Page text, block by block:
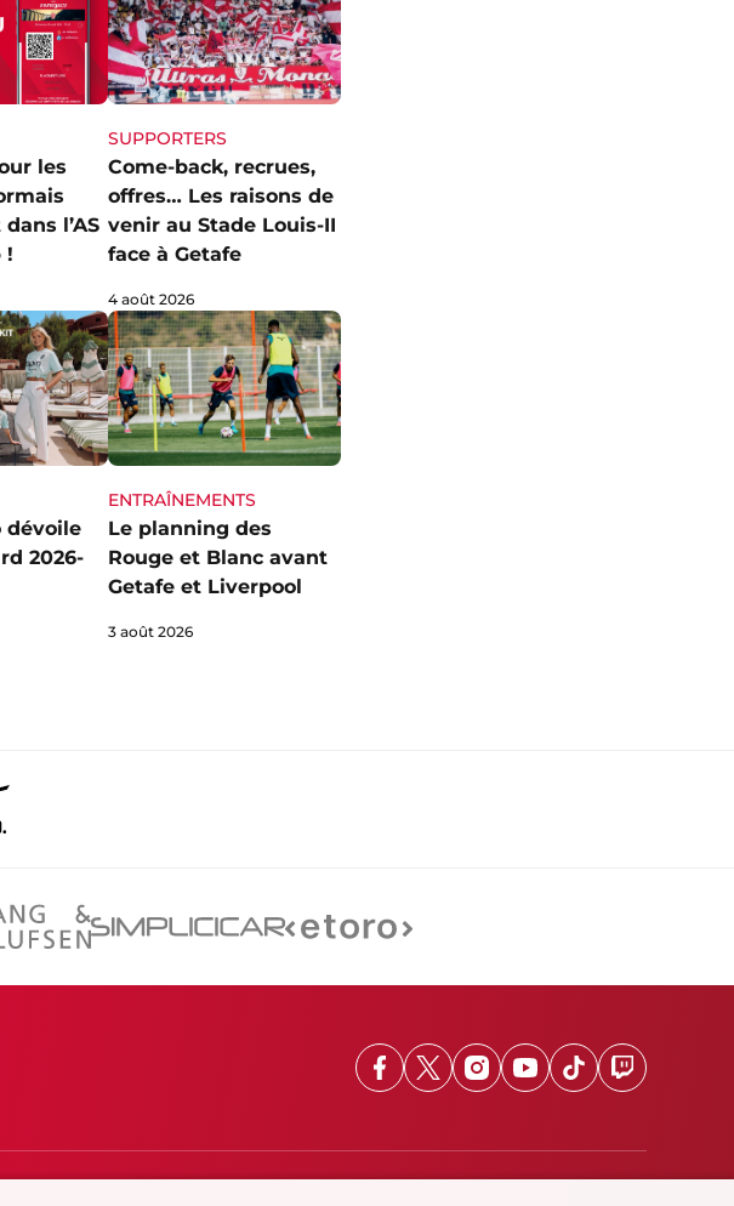
les
l’AS
!
SUPPORTERS
Come-back, recrues,
offres… Les raisons de
venir au Stade Louis-II
face à Getafe
4 août 2026
dévoile
2026-
ENTRAÎNEMENTS
Le planning des
Rouge et Blanc avant
Getafe et Liverpool
3 août 2026
Facebook
X Instagram
Youtube
TikTokTwitch